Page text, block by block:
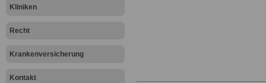
Kliniken
Recht
Krankenversicherung
Kontakt